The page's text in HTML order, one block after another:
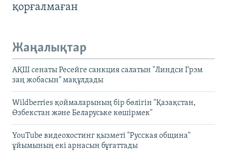
қорғалмаған
Жаңалықтар
АҚШ сенаты Ресейге санкция салатын "Линдси Грэм
заң жобасын" мақұлдады
Wildberries қоймаларының бір бөлігін "Қазақстан,
Өзбекстан және Беларуське көшірмек"
YouTube видеохостинг қызметі "Русская община"
ұйымының екі арнасын бұғаттады